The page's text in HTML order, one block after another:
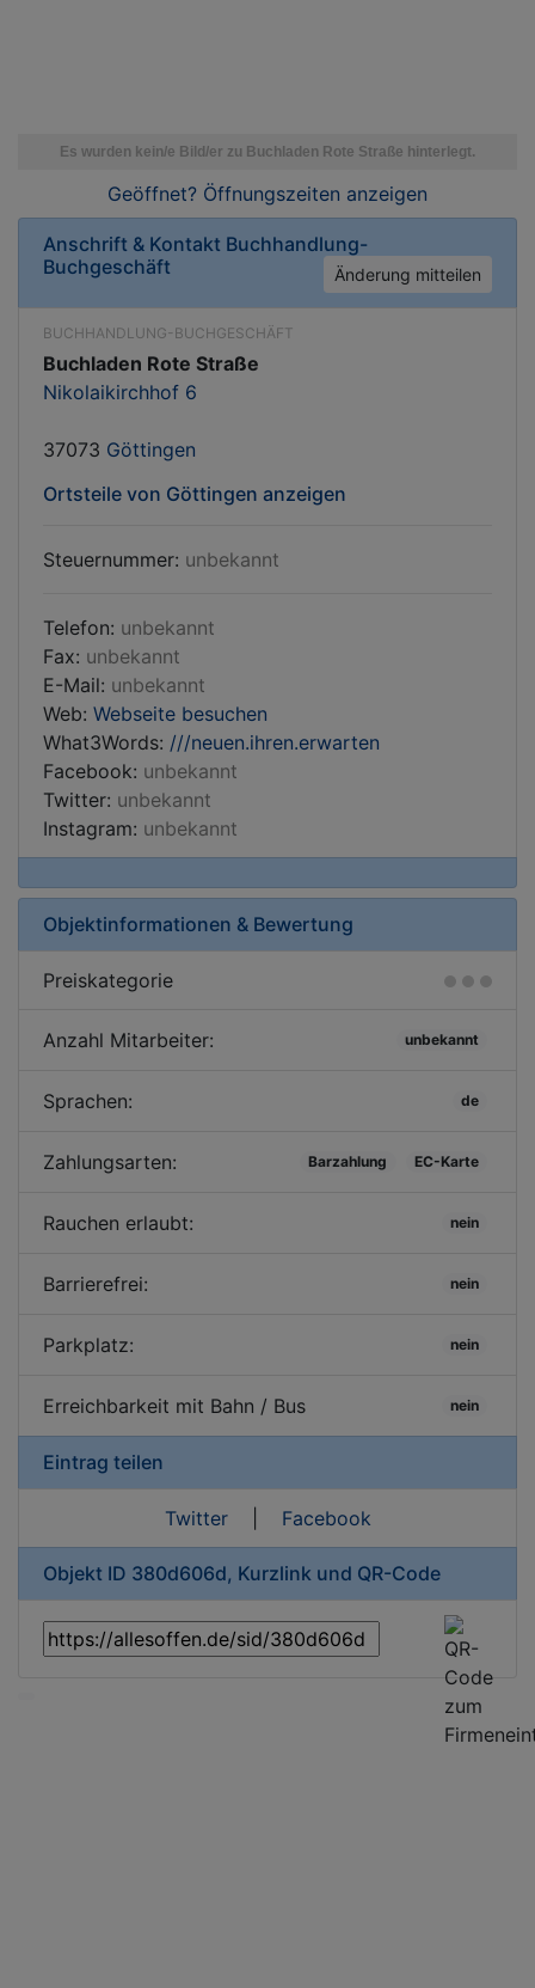
Geöffnet? Öffnungszeiten anzeigen
Anschrift & Kontakt Buchhandlung-
Buchgeschäft
Änderung mitteilen
BUCHHANDLUNG-BUCHGESCHÄFT
Buchladen Rote Straße
Nikolaikirchhof 6
37073 Göttingen
Ortsteile von Göttingen anzeigen
Steuernummer: unbekannt
Telefon: unbekannt
Fax: unbekannt
E-Mail: unbekannt
Web: Webseite besuchen
What3Words: ///neuen.ihren.erwarten
Facebook: unbekannt
Twitter: unbekannt
Instagram: unbekannt
Objektinformationen & Bewertung
Preiskategorie
Anzahl Mitarbeiter: unbekannt
Sprachen: de
Zahlungsarten: Barzahlung EC-Karte
Rauchen erlaubt: nein
Barrierefrei: nein
Parkplatz: nein
Erreichbarkeit mit Bahn / Bus nein
Eintrag teilen
Twitter| Facebook
Objekt ID 380d606d, Kurzlink und QR-Code